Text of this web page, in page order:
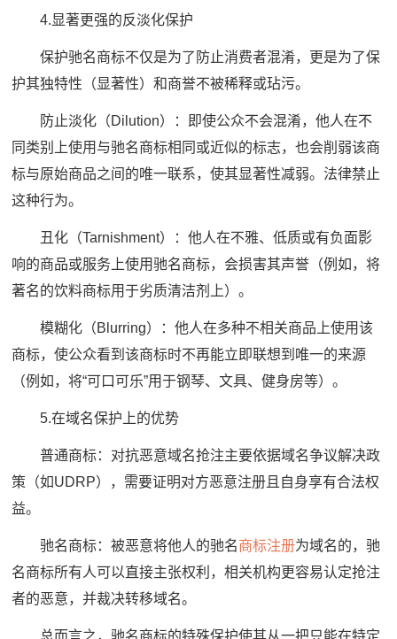
4.显著更强的反淡化保护
保护驰名商标不仅是为了防止消费者混淆，更是为了保
护其独特性（显著性）和商誉不被稀释或玷污。
防止淡化（Dilution）：即使公众不会混淆，他人在不
同类别上使用与驰名商标相同或近似的标志，也会削弱该商
标与原始商品之间的唯一联系，使其显著性减弱。法律禁止
这种行为。
丑化（Tarnishment）：他人在不雅、低质或有负面影
响的商品或服务上使用驰名商标，会损害其声誉（例如，将
著名的饮料商标用于劣质清洁剂上）。
模糊化（Blurring）：他人在多种不相关商品上使用该
商标，使公众看到该商标时不再能立即联想到唯一的来源
（例如，将“可口可乐”用于钢琴、文具、健身房等）。
5.在域名保护上的优势
普通商标：对抗恶意域名抢注主要依据域名争议解决政
策（如UDRP），需要证明对方恶意注册且自身享有合法权
益。
驰名商标：被恶意将他人的驰名商标注册为域名的，驰
名商标所有人可以直接主张权利，相关机构更容易认定抢注
者的恶意，并裁决转移域名。
总而言之，驰名商标的特殊保护使其从一把只能在特定